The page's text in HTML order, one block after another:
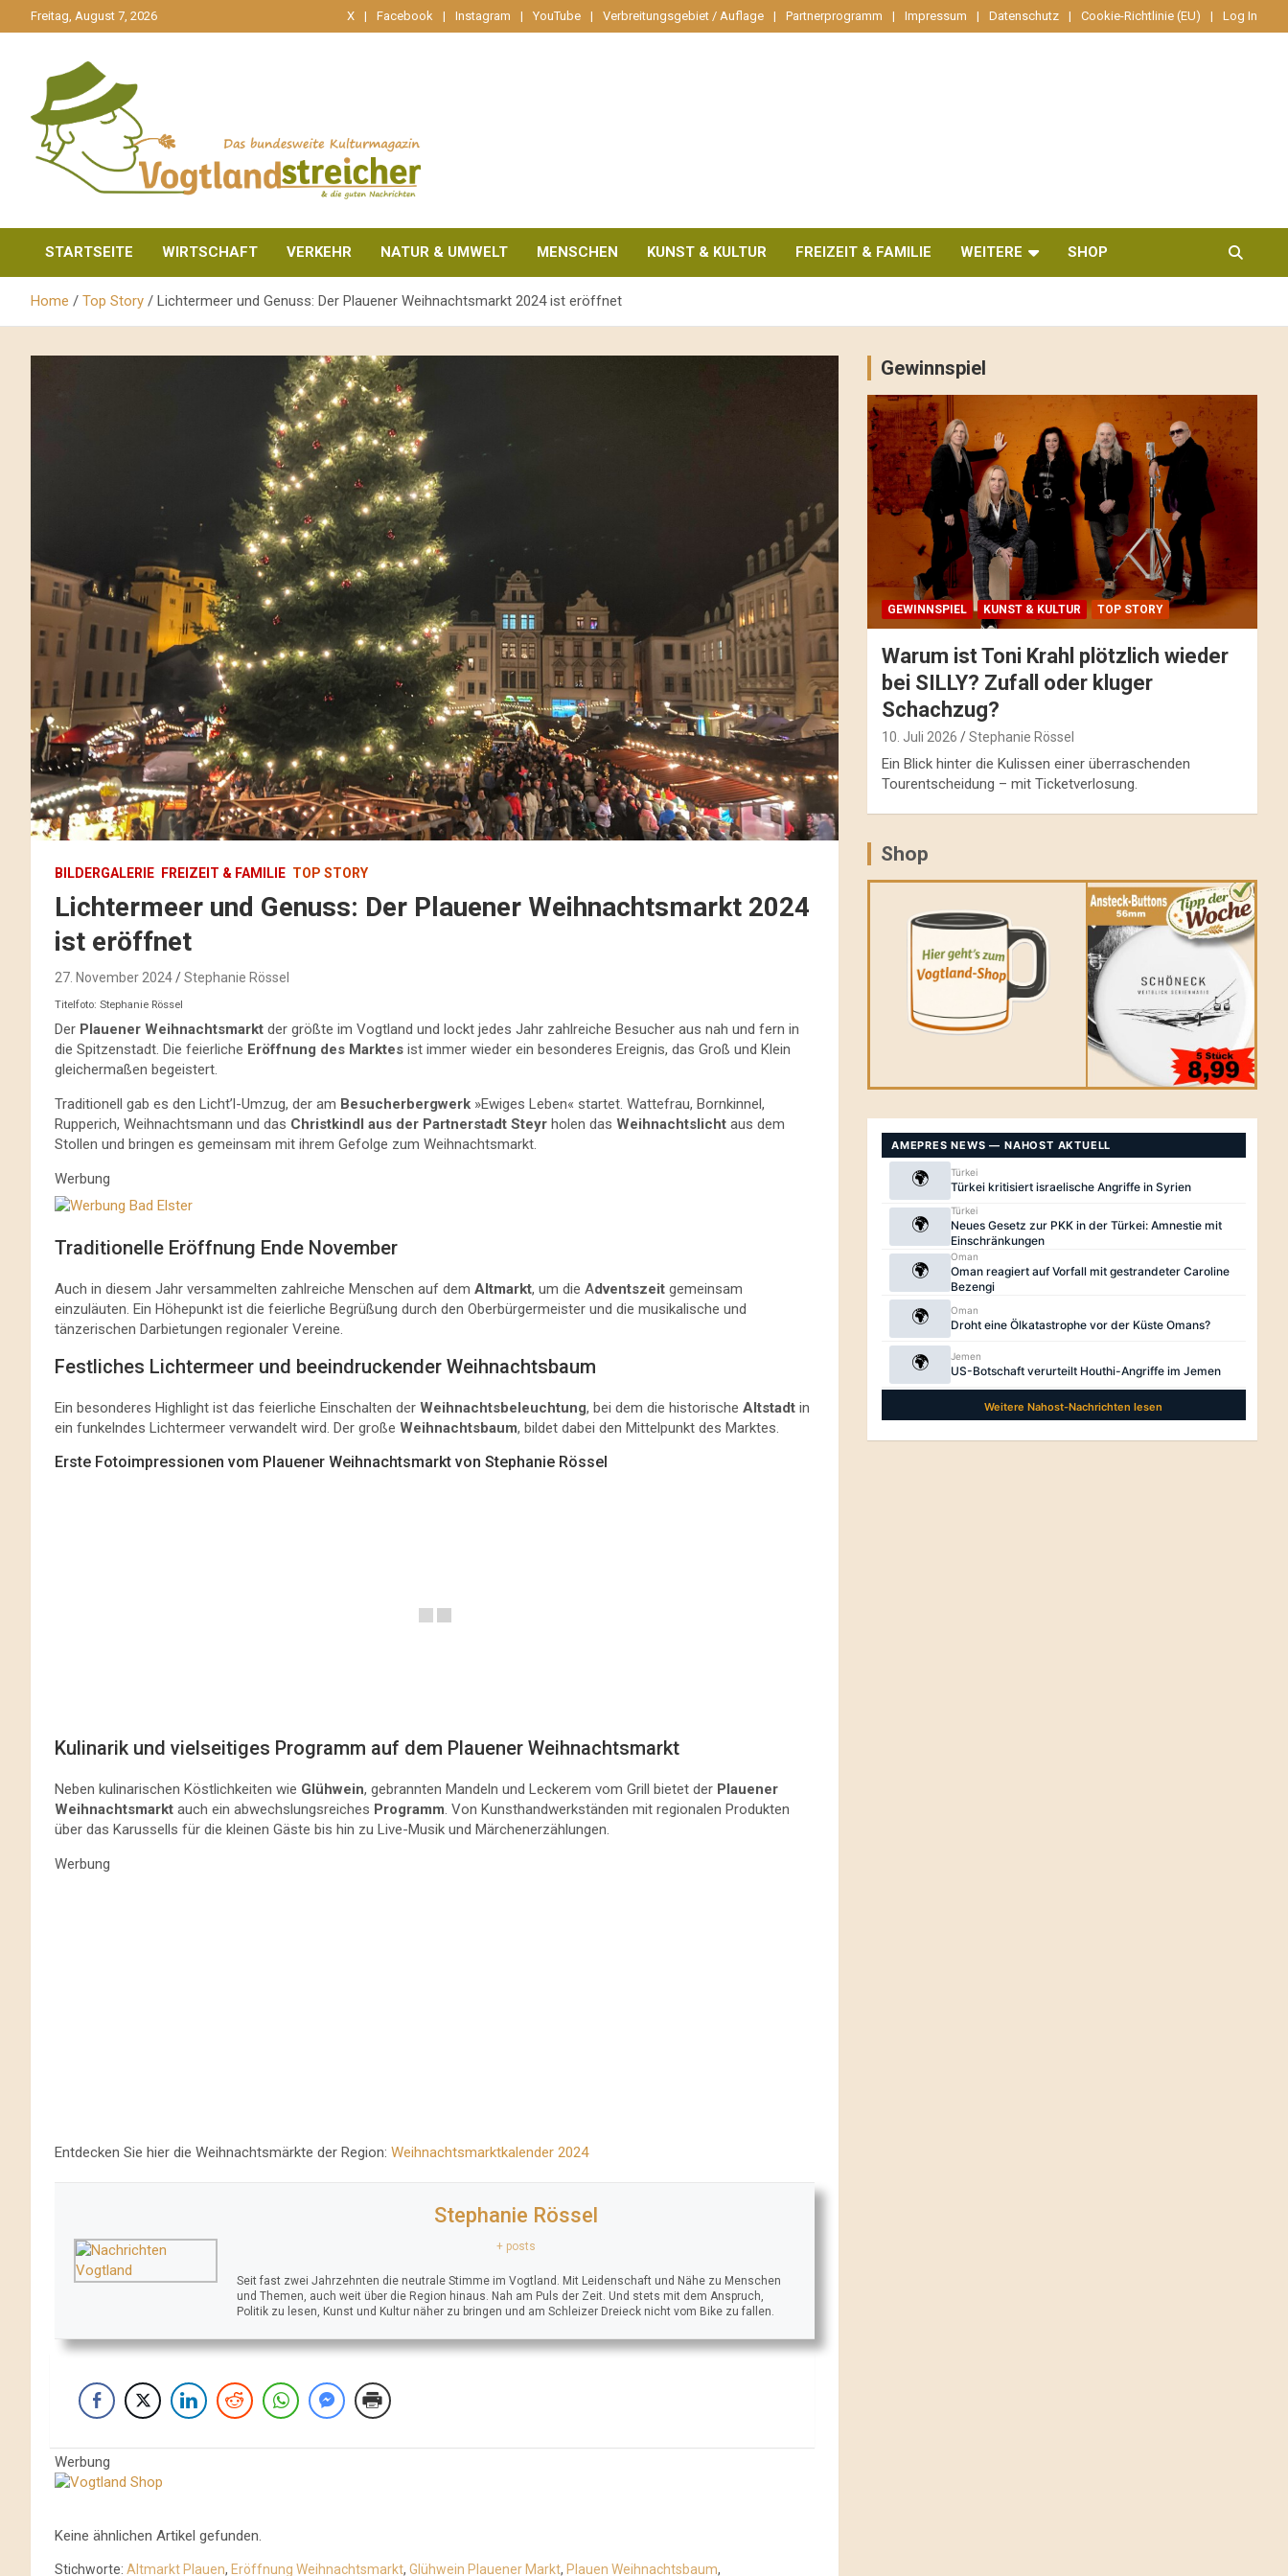
zum
Freitag, August 7, 2026 X Facebook Instagram YouTube Verbreitungsgebiet / Auflage Partnerprogramm Impressum Datenschutz Cookie-Richtlinie (EU) Log In
Vogtlandstreicher
STARTSEITE WIRTSCHAFT VERKEHR NATUR & UMWELT MENSCHEN KUNST & KULTUR FREIZEIT & FAMILIE WEITERE SHOP
Home Top Story Lichtermeer und Genuss: Der Plauener Weihnachtsmarkt 2024 ist eröffnet
BILDERGALERIE FREIZEIT & FAMILIE TOP STORY
Lichtermeer und Genuss: Der Plauener Weihnachtsmarkt 2024
ist eröffnet
27. November 2024 Stephanie Rössel
Titelfoto: Stephanie Rössel
Der Plauener Weihnachtsmarkt der größte im Vogtland und lockt jedes Jahr zahlreiche Besucher aus nah und fern in
die Spitzenstadt. Die feierliche Eröffnung des Marktes ist immer wieder ein besonderes Ereignis, das Groß und Klein
gleichermaßen begeistert.
Traditionell gab es den Licht’l-Umzug, der am Besucherbergwerk »Ewiges Leben« startet. Wattefrau, Bornkinnel,
Rupperich, Weihnachtsmann und das Christkindl aus der Partnerstadt Steyr holen das Weihnachtslicht aus dem
Stollen und bringen es gemeinsam mit ihrem Gefolge zum Weihnachtsmarkt.
Werbung
Traditionelle Eröffnung Ende November
Auch in diesem Jahr versammelten zahlreiche Menschen auf dem Altmarkt, um die Adventszeit gemeinsam
einzuläuten. Ein Höhepunkt ist die feierliche Begrüßung durch den Oberbürgermeister und die musikalische und
tänzerischen Darbietungen regionaler Vereine.
Festliches Lichtermeer und beeindruckender Weihnachtsbaum
Ein besonderes Highlight ist das feierliche Einschalten der Weihnachtsbeleuchtung, bei dem die historische Altstadt in
ein funkelndes Lichtermeer verwandelt wird. Der große Weihnachtsbaum, bildet dabei den Mittelpunkt des Marktes.
Erste Fotoimpressionen vom Plauener Weihnachtsmarkt von Stephanie Rössel
Kulinarik und vielseitiges Programm auf dem Plauener Weihnachtsmarkt
Neben kulinarischen Köstlichkeiten wie Glühwein, gebrannten Mandeln und Leckerem vom Grill bietet der Plauener
Weihnachtsmarkt auch ein abwechslungsreiches Programm. Von Kunsthandwerkständen mit regionalen Produkten
über das Karussells für die kleinen Gäste bis hin zu Live-Musik und Märchenerzählungen.
Werbung
Entdecken Sie hier die Weihnachtsmärkte der Region: Weihnachtsmarktkalender 2024
Stephanie Rössel
+ posts
Seit fast zwei Jahrzehnten die neutrale Stimme im Vogtland. Mit Leidenschaft und Nähe zu Menschen
und Themen, auch weit über die Region hinaus. Nah am Puls der Zeit. Und stets mit dem Anspruch,
Politik zu lesen, Kunst und Kultur näher zu bringen und am Schleizer Dreieck nicht vom Bike zu fallen.
Werbung
Keine ähnlichen Artikel gefunden.
Stichworte: Altmarkt Plauen, Eröffnung Weihnachtsmarkt, Glühwein Plauener Markt, Plauen Weihnachtsbaum,
Gewinnspiel
GEWINNSPIEL KUNST & KULTUR TOP STORY
Warum ist Toni Krahl plötzlich wieder
bei SILLY? Zufall oder kluger
Schachzug?
10. Juli 2026 Stephanie Rössel
Ein Blick hinter die Kulissen einer überraschenden
Tourentscheidung – mit Ticketverlosung.
Shop